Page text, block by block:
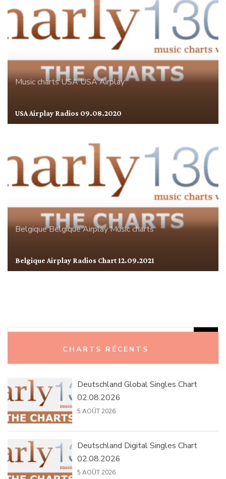
Music chartsUSAUSA Airplay
USA Airplay Radios 09.08.2020
BelgiqueBelgique AirplayMusic charts
Belgique Airplay Radios Chart 12.09.2021
CHARTS RÉCENTS
Deutschland Global Singles Chart
02.08.2026
5 AOÛT 2026
Deutschland Digital Singles Chart
02.08.2026
5 AOÛT 2026